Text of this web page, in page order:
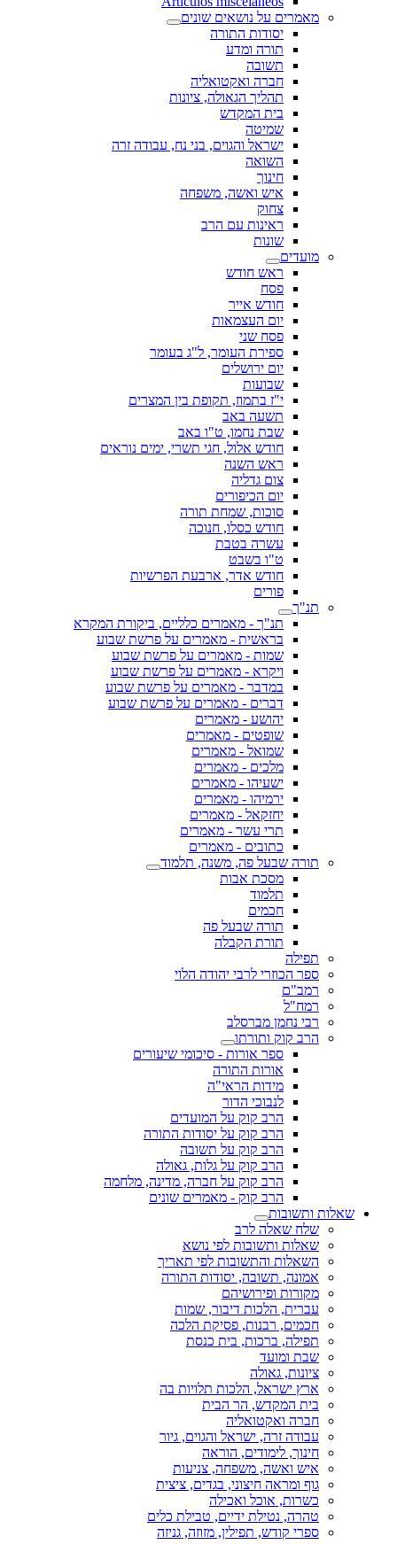
מאמרים על נושאים שונים
יסודות התורה
תורה ומדע
תשובה
חברה ואקטואליה
תהליך הגאולה, ציונות
בית המקדש
שמיטה
ישראל והגוים, בני נח, עבודה זרה
השואה
חינוך
איש ואשה, משפחה
צחוק
ראינות עם הרב
שונות
מועדים
ראש חודש
פסח
חודש אייר
יום העצמאות
פסח שני
ספירת העומר, ל"ג בעומר
יום ירושלים
שבועות
י"ז בתמוז, תקופת בין המצרים
תשעה באב
שבת נחמו, ט"ו באב
חודש אלול, חגי תשרי, ימים נוראים
ראש השנה
צום גדליה
יום הכיפורים
סוכות, שמחת תורה
חודש כסלו, חנוכה
עשרה בטבת
ט"ו בשבט
חודש אדר, ארבעת הפרשיות
פורים
תנ"ך
תנ"ך - מאמרים כלליים, ביקורת המקרא
בראשית - מאמרים על פרשת שבוע
שמות - מאמרים על פרשת שבוע
ויקרא - מאמרים על פרשת שבוע
במדבר - מאמרים על פרשת שבוע
דברים - מאמרים על פרשת שבוע
יהושע - מאמרים
שופטים - מאמרים
שמואל - מאמרים
מלכים - מאמרים
ישעיהו - מאמרים
ירמיהו - מאמרים
יחזקאל - מאמרים
תרי עשר - מאמרים
כתובים - מאמרים
תורה שבעל פה, משנה, תלמוד
מסכת אבות
תלמוד
חכמים
תורה שבעל פה
תורת הקבלה
תפילה
ספר הכוזרי לרבי יהודה הלוי
רמב"ם
רמח"ל
רבי נחמן מברסלב
הרב קוק ותורתו
ספר אורות - סיכומי שיעורים
אורות התורה
מידות הראי"ה
לנבוכי הדור
הרב קוק על המועדים
הרב קוק על יסודות התורה
הרב קוק על תשובה
הרב קוק על גלות, גאולה
הרב קוק על חברה, מדינה, מלחמה
הרב קוק - מאמרים שונים
שאלות ותשובות
שלח שאלה לרב
שאלות ותשובות לפי נושא
השאלות והתשובות לפי תאריך
אמונה, תשובה, יסודות התורה
מקורות ופירושיהם
עברית, הלכות דיבור, שמות
חכמים, רבנות, פסיקת הלכה
תפילה, ברכות, בית כנסת
שבת ומועד
ציונות, גאולה
ארץ ישראל, הלכות תלויות בה
בית המקדש, הר הבית
חברה ואקטואליה
עבודה זרה, ישראל והגוים, גיור
חינוך, לימודים, הוראה
איש ואשה, משפחה, צניעות
גוף ומראה חיצוני, בגדים, ציצית
כשרות, אוכל ואכילה
טהרה, נטילת ידיים, טבילת כלים
ספרי קודש, תפילין, מזוזה, גניזה